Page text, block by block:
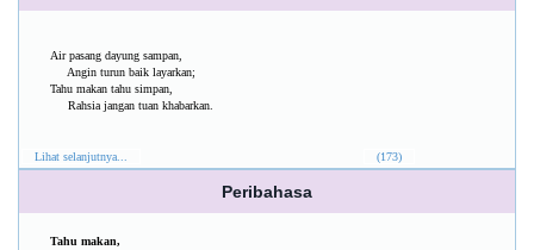
Air pasang dayung sampan,
Angin turun baik layarkan;
Tahu makan tahu simpan,
Rahsia jangan tuan khabarkan.
Lihat selanjutnya... (173)
Peribahasa
Tahu makan,